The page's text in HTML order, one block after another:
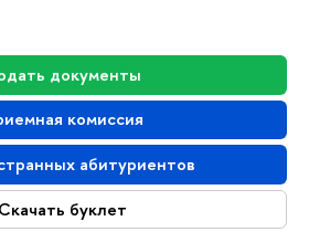
документы
комиссия
абитуриентов
Скачать буклет